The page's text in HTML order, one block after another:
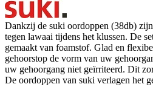
Dankzij de suki oordoppen (38db)
tegen lawaai tijdens het klussen. De
gemaakt van foamstof. Glad en
gehoorstop de vorm van uw
uw gehoorgang niet geïrriteerd. Dit
De oordoppen van suki verlagen het